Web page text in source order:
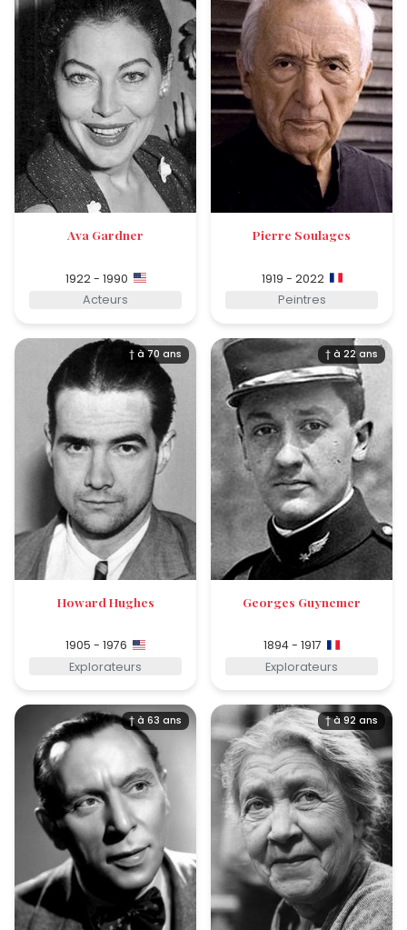
Ava Gardner
1922 - 1990
Acteurs
Pierre Soulages
1919 - 2022
Peintres
† à 70 ans
Howard Hughes
1905 - 1976
Explorateurs
† à 22 ans
Georges Guynemer
1894 - 1917
Explorateurs
† à 63 ans † à 92 ans